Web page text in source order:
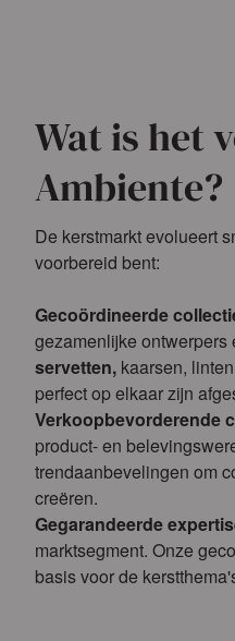
Wat is het
Ambiente?
De kerstmarkt evolueert
voorbereid bent:
Gecoördineerde
gezamenlijke ontwerpers
servetten, kaarsen,
perfect op elkaar zijn
Verkoopbevorderende
product- en
trendaanbevelingen om
creëren.
Gegarandeerde
marktsegment. Onze
basis voor de